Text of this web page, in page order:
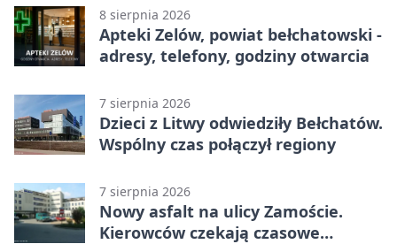
8 sierpnia 2026
Apteki Zelów, powiat bełchatowski -
adresy, telefony, godziny otwarcia
7 sierpnia 2026
Dzieci z Litwy odwiedziły Bełchatów.
Wspólny czas połączył regiony
7 sierpnia 2026
Nowy asfalt na ulicy Zamoście.
Kierowców czekają czasowe